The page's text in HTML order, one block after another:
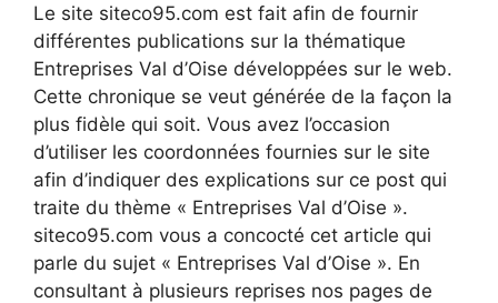
Le site siteco95.com est fait afin de fournir
différentes publications sur la thématique
Entreprises Val d’Oise développées sur le web.
Cette chronique se veut générée de la façon la
plus fidèle qui soit. Vous avez l’occasion
d’utiliser les coordonnées fournies sur le site
afin d’indiquer des explications sur ce post qui
traite du thème « Entreprises Val d’Oise ».
siteco95.com vous a concocté cet article qui
parle du sujet « Entreprises Val d’Oise ». En
consultant à plusieurs reprises nos pages de